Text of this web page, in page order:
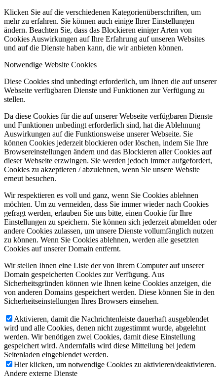
Klicken Sie auf die verschiedenen Kategorienüberschriften, um
mehr zu erfahren. Sie können auch einige Ihrer Einstellungen
ändern. Beachten Sie, dass das Blockieren einiger Arten von
Cookies Auswirkungen auf Ihre Erfahrung auf unseren Websites
und auf die Dienste haben kann, die wir anbieten können.
Notwendige Website Cookies
Diese Cookies sind unbedingt erforderlich, um Ihnen die auf unserer
Webseite verfügbaren Dienste und Funktionen zur Verfügung zu
stellen.
Da diese Cookies für die auf unserer Webseite verfügbaren Dienste
und Funktionen unbedingt erforderlich sind, hat die Ablehnung
Auswirkungen auf die Funktionsweise unserer Webseite. Sie
können Cookies jederzeit blockieren oder löschen, indem Sie Ihre
Browsereinstellungen ändern und das Blockieren aller Cookies auf
dieser Webseite erzwingen. Sie werden jedoch immer aufgefordert,
Cookies zu akzeptieren / abzulehnen, wenn Sie unsere Website
erneut besuchen.
Wir respektieren es voll und ganz, wenn Sie Cookies ablehnen
möchten. Um zu vermeiden, dass Sie immer wieder nach Cookies
gefragt werden, erlauben Sie uns bitte, einen Cookie für Ihre
Einstellungen zu speichern. Sie können sich jederzeit abmelden oder
andere Cookies zulassen, um unsere Dienste vollumfänglich nutzen
zu können. Wenn Sie Cookies ablehnen, werden alle gesetzten
Cookies auf unserer Domain entfernt.
Wir stellen Ihnen eine Liste der von Ihrem Computer auf unserer
Domain gespeicherten Cookies zur Verfügung. Aus
Sicherheitsgründen können wie Ihnen keine Cookies anzeigen, die
von anderen Domains gespeichert werden. Diese können Sie in den
Sicherheitseinstellungen Ihres Browsers einsehen.
Aktivieren, damit die Nachrichtenleiste dauerhaft ausgeblendet
wird und alle Cookies, denen nicht zugestimmt wurde, abgelehnt
werden. Wir benötigen zwei Cookies, damit diese Einstellung
gespeichert wird. Andernfalls wird diese Mitteilung bei jedem
Seitenladen eingeblendet werden.
Hier klicken, um notwendige Cookies zu aktivieren/deaktivieren.
Andere externe Dienste